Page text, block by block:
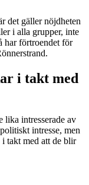
det gäller nöjdheten
i alla grupper, inte
har förtroendet för
i takt med
lika intresserade av
intresse, men
i takt med att de blir